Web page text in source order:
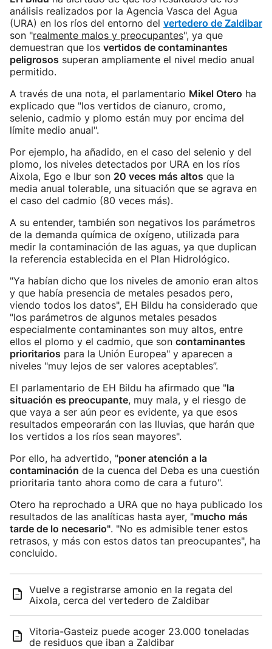
análisis realizados por la Agencia Vasca del Agua
(URA) en los ríos del entorno del vertedero de Zaldibar
son "realmente malos y preocupantes", ya que
demuestran que los vertidos de contaminantes
peligrosos superan ampliamente el nivel medio anual
permitido.
A través de una nota, el parlamentario Mikel Otero ha
explicado que "los vertidos de cianuro, cromo,
selenio, cadmio y plomo están muy por encima del
límite medio anual".
Por ejemplo, ha añadido, en el caso del selenio y del
plomo, los niveles detectados por URA en los ríos
Aixola, Ego e Ibur son 20 veces más altos que la
media anual tolerable, una situación que se agrava en
el caso del cadmio (80 veces más).
A su entender, también son negativos los parámetros
de la demanda química de oxígeno, utilizada para
medir la contaminación de las aguas, ya que duplican
la referencia establecida en el Plan Hidrológico.
"Ya habían dicho que los niveles de amonio eran altos
y que había presencia de metales pesados pero,
viendo todos los datos", EH Bildu ha considerado que
"los parámetros de algunos metales pesados
especialmente contaminantes son muy altos, entre
ellos el plomo y el cadmio, que son contaminantes
prioritarios para la Unión Europea" y aparecen a
niveles "muy lejos de ser valores aceptables”.
El parlamentario de EH Bildu ha afirmado que "la
situación es preocupante, muy mala, y el riesgo de
que vaya a ser aún peor es evidente, ya que esos
resultados empeorarán con las lluvias, que harán que
los vertidos a los ríos sean mayores".
Por ello, ha advertido, "poner atención a la
contaminación de la cuenca del Deba es una cuestión
prioritaria tanto ahora como de cara a futuro".
Otero ha reprochado a URA que no haya publicado los
resultados de las analíticas hasta ayer, "mucho más
tarde de lo necesario". "No es admisible tener estos
retrasos, y más con estos datos tan preocupantes", ha
concluido.
Vuelve a registrarse amonio en la regata del
Aixola, cerca del vertedero de Zaldibar
Vitoria-Gasteiz puede acoger 23.000 toneladas
de residuos que iban a Zaldibar